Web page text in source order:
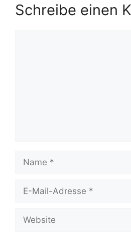
Schreibe einen
Mail-